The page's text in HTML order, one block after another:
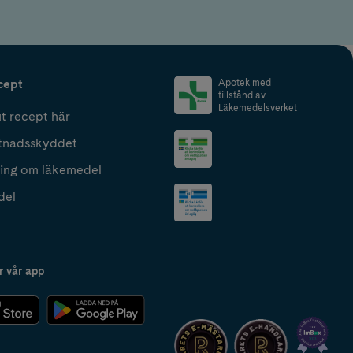
recept här
om läkemedel
vår app
Apotek med
tillstånd av
Läkemedelsverket